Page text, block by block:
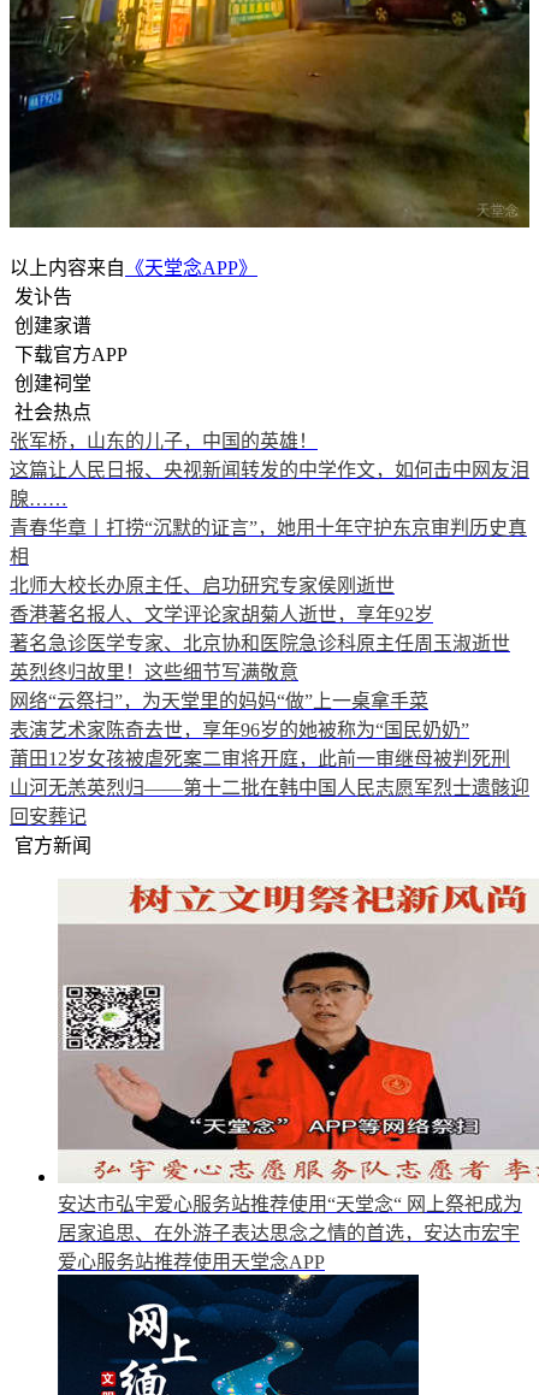
以上内容来自 《天堂念APP》
发讣告
创建家谱
下载官方APP
创建祠堂
社会热点
张军桥，山东的儿子，中国的英雄！
这篇让人民日报、央视新闻转发的中学作文，如何击中网友泪
腺……
青春华章丨打捞“沉默的证言”，她用十年守护东京审判历史真
相
北师大校长办原主任、启功研究专家侯刚逝世
香港著名报人、文学评论家胡菊人逝世，享年92岁
著名急诊医学专家、北京协和医院急诊科原主任周玉淑逝世
英烈终归故里！这些细节写满敬意
网络“云祭扫”，为天堂里的妈妈“做”上一桌拿手菜
表演艺术家陈奇去世，享年96岁的她被称为“国民奶奶”
莆田12岁女孩被虐死案二审将开庭，此前一审继母被判死刑
山河无恙英烈归——第十二批在韩中国人民志愿军烈士遗骸迎
回安葬记
官方新闻
安达市弘宇爱心服务站推荐使用“天堂念“ 网上祭祀成为
居家追思、在外游子表达思念之情的首选，安达市宏宇
爱心服务站推荐使用天堂念APP